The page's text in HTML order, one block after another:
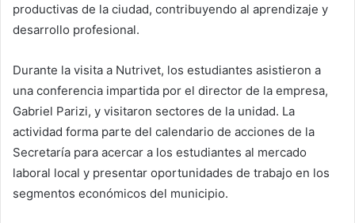
productivas de la ciudad, contribuyendo al aprendizaje y
desarrollo profesional.
Durante la visita a Nutrivet, los estudiantes asistieron a
una conferencia impartida por el director de la empresa,
Gabriel Parizi, y visitaron sectores de la unidad. La
actividad forma parte del calendario de acciones de la
Secretaría para acercar a los estudiantes al mercado
laboral local y presentar oportunidades de trabajo en los
segmentos económicos del municipio.